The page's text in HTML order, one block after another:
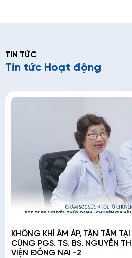
TIN TỨC
Tin tức Hoạt động
KHÔNG KHÍ ẤM ÁP, TẬN TÂM
CÙNG PGS. TS. BS. NGUYỄN
VIỆN ĐỒNG NAI -2